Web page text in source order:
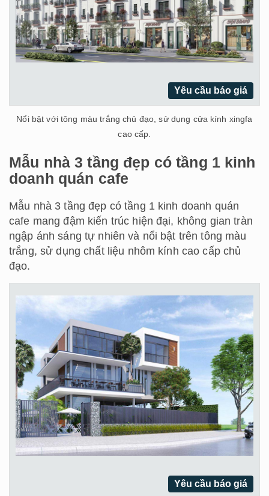
Yêu cầu báo giá
Nổi bật với tông màu trắng chủ đạo, sử dụng cửa kính xingfa
cao cấp.
Mẫu nhà 3 tầng đẹp có tầng 1 kinh
doanh quán cafe
Mẫu nhà 3 tầng đẹp có tầng 1 kinh doanh quán
cafe mang đậm kiến trúc hiện đại, không gian tràn
ngập ánh sáng tự nhiên và nổi bật trên tông màu
trắng, sử dụng chất liệu nhôm kính cao cấp chủ
đạo.
Yêu cầu báo giá